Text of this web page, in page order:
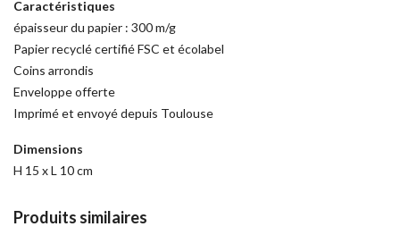
Caractéristiques
épaisseur du papier : 300 m/g
Papier recyclé certifié FSC et écolabel
Coins arrondis
Enveloppe offerte
Imprimé et envoyé depuis Toulouse
Dimensions
H 15 x L 10 cm
Produits similaires